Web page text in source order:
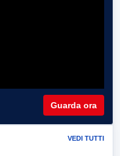
Guarda ora
VEDI TUTTI